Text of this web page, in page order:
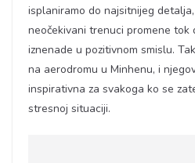
isplaniramo do najsitnijeg
neočekivani trenuci promene
iznenade u pozitivnom smislu.
na aerodromu u Minhenu, i
inspirativna za svakoga ko se
stresnoj situaciji.